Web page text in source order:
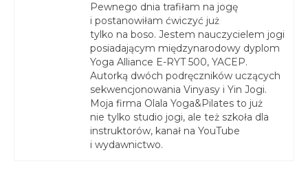
Pewnego dnia trafiłam na jogę
i postanowiłam ćwiczyć już
tylko na boso. Jestem nauczycielem jogi
posiadającym międzynarodowy dyplom
Yoga Alliance E-RYT 500, YACEP.
Autorką dwóch podręczników uczących
sekwencjonowania Vinyasy i Yin Jogi.
Moja firma Olala Yoga&Pilates to już
nie tylko studio jogi, ale też szkoła dla
instruktorów, kanał na YouTube
i wydawnictwo.